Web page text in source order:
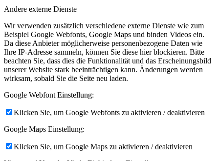
Andere externe Dienste
Wir verwenden zusätzlich verschiedene externe Dienste wie zum
Beispiel Google Webfonts, Google Maps und binden Videos ein.
Da diese Anbieter möglicherweise personenbezogene Daten wie
Ihre IP-Adresse sammeln, können Sie diese hier blockieren. Bitte
beachten Sie, dass dies die Funktionalität und das Erscheinungsbild
unserer Website stark beeinträchtigen kann. Änderungen werden
wirksam, sobald Sie die Seite neu laden.
Google Webfont Einstellung:
Klicken Sie, um Google Webfonts zu aktivieren / deaktivieren
Google Maps Einstellung:
Klicken Sie, um Google Maps zu aktivieren / deaktivieren